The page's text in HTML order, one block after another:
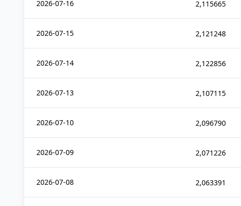
2026-07-16 2,115665
2026-07-15 2,121248
2026-07-14 2,122856
2026-07-13 2,107115
2026-07-10 2,096790
2026-07-09 2,071226
2026-07-08 2,063391